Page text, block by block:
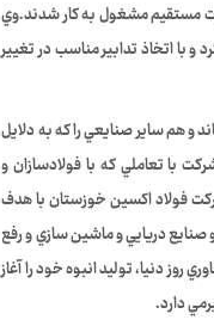
نفر به صورت مستقيم مشغول به کار شدند.وي
با اتخاذ تدابير مناسب در تغيير
و هم ساير صنايعي را که به دلايل
با تعاملي که با فولادسازان و
فولاد اکسين خوزستان با هدف
دريايي و ماشين سازي و رفع
در سال ۱۳۸۸ با بهره گيري از جديدترين فناوري روز دنيا، توليد انبوه خود را آغاز
دارد.